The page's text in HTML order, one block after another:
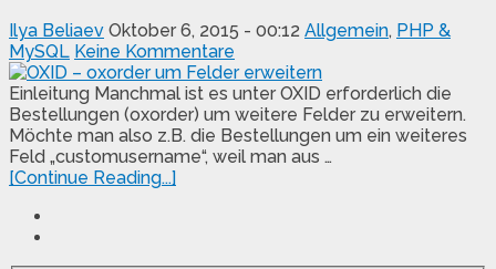
Ilya Beliaev Oktober 6, 2015 - 00:12 Allgemein, PHP &
MySQL Keine Kommentare
Einleitung Manchmal ist es unter OXID erforderlich die
Bestellungen (oxorder) um weitere Felder zu erweitern.
Möchte man also z.B. die Bestellungen um ein weiteres
Feld „customusername“, weil man aus …
[Continue Reading...]